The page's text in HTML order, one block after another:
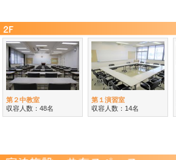
第２中教室
収容人数：48名
第１演習室
収容人数：14名